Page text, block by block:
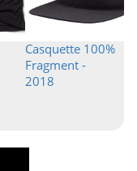
Casquette 100%
Fragment -
2018